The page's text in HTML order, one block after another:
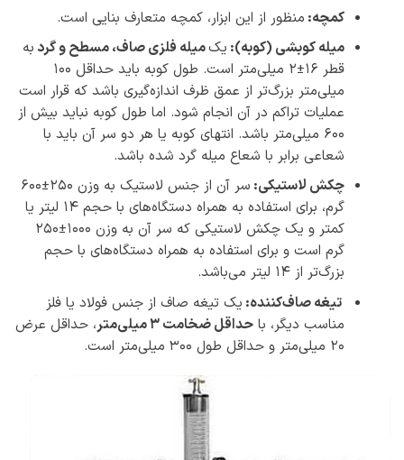
کمچه: منظور از این ابزار، کمچه متعارف بنایی است.
میله کوبشی (کوبه): یکمیله فلزی صاف، مسطح و گردبه
قطر ۱۶±۲ میلی‌متر است. طول کوبه باید حداقل ۱۰۰
میلی‌متر بزرگ‌تر از عمق ظرف اندازه‌گیری باشد که قرار است
عملیات تراکم در آن انجام شود. اما طول کوبه نباید بیش از
۶۰۰ میلی‌متر باشد. انتهای کوبه یا هر دو سر آن باید با
شعاعی برابر با شعاع میله گرد شده باشد.
چکش لاستیکی:
سر آن از جنس لاستیک به وزن ۲۵۰±۶۰۰
گرم، برای استفاده به همراه دستگاه‌های با حجم ۱۴ لیتر یا
کمتر و یک چکش لاستیکی که سر آن به وزن 1000±250
گرم است و برای استفاده به همراه دستگاه‌های با حجم
بزرگ‌تر از ۱۴ لیتر می‌باشد.
تیغه صاف‌کننده: یک تیغه صاف از جنس فولاد یا فلز
مناسب دیگر، باحداقل ضخامت ۳ میلی‌متر
، حداقل عرض
۲۰ میلی‌متر و حداقل طول ۳۰۰ میلی‌متر است.